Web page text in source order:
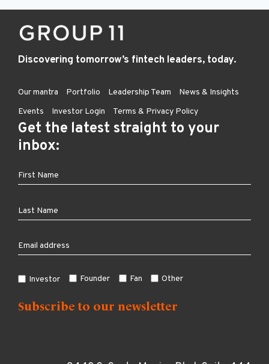
Discovering tomorrow’s fintech leaders, today.
Our mantra Portfolio Leadership Team
News & Insights
Events
Investor Login Terms & Privacy Policy
Get the latest straight to your
inbox:
Investor Founder Fan Other